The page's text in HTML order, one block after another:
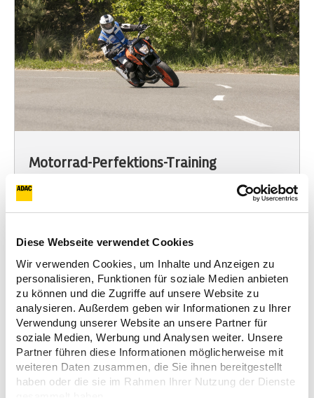
Diese Webseite verwendet Cookies
Wir verwenden Cookies, um Inhalte und Anzeigen zu
personalisieren, Funktionen für soziale Medien anbieten
zu können und die Zugriffe auf unsere Website zu
analysieren. Außerdem geben wir Informationen zu Ihrer
Verwendung unserer Website an unsere Partner für
soziale Medien, Werbung und Analysen weiter. Unsere
Partner führen diese Informationen möglicherweise mit
weiteren Daten zusammen, die Sie ihnen bereitgestellt
haben oder die sie im Rahmen Ihrer Nutzung der Dienste
Motorrad-Perfektions-Training
Embsen (Lüneburg)
Besonders anspruchsvoll: Dieses Training gibt Dir
den optimalen Feinschliff nach einem ADAC
Motorrad-Intensiv-Training durch noch
komplexere Übungen und frischt bereits gelernte
Inhalte wieder auf – perfektioniere Deine
Fahrkünste.